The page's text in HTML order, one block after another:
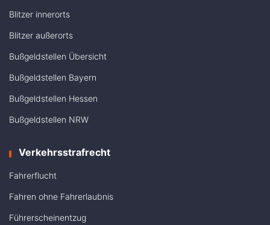
Blitzer innerorts
Blitzer außerorts
Bußgeldstellen Übersicht
Bußgeldstellen Bayern
Bußgeldstellen Hessen
Bußgeldstellen NRW
Verkehrsstrafrecht
Fahrerflucht
Fahren ohne Fahrerlaubnis
Führerscheinentzug